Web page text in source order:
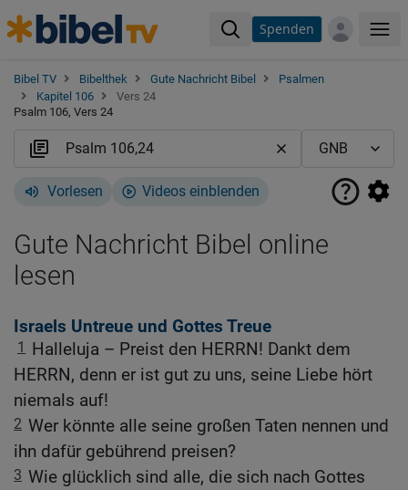
Spenden
Bibel TV Bibelthek Gute Nachricht Bibel
Psalmen
Kapitel 106
Vers 24
Psalm 106, Vers 24
Vorlesen Videos einblenden
Gute Nachricht Bibel online
lesen
Israels Untreue und Gottes Treue
1
Halleluja – Preist den HERRN! Dankt dem
HERRN, denn er ist gut zu uns, seine Liebe hört
niemals auf!
2 Wer könnte alle seine großen Taten nennen und
ihn dafür gebührend preisen?
3 Wie glücklich sind alle, die sich nach Gottes